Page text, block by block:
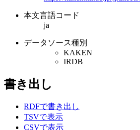
本文言語コード
ja
データソース種別
KAKEN
IRDB
書き出し
RDFで書き出し
TSVで表示
CSVで表示